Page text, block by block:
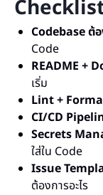
Codebase ต้
Code
README +
เริ่ม
Lint +
CI/CD
Secrets
ใส่ใน Code
Issue
ต้องการอะไร